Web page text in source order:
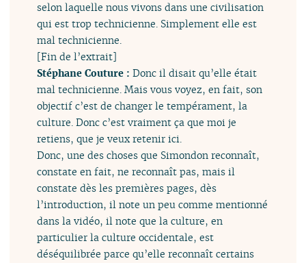
selon laquelle nous vivons dans une civilisation
qui est trop technicienne. Simplement elle est
mal technicienne.
[Fin de l’extrait]
Stéphane Couture :Donc il disait qu’elle était
mal technicienne. Mais vous voyez, en fait, son
objectif c’est de changer le tempérament, la
culture. Donc c’est vraiment ça que moi je
retiens, que je veux retenir ici.
Donc, une des choses que Simondon reconnaît,
constate en fait, ne reconnaît pas, mais il
constate dès les premières pages, dès
l’introduction, il note un peu comme mentionné
dans la vidéo, il note que la culture, en
particulier la culture occidentale, est
déséquilibrée parce qu’elle reconnaît certains